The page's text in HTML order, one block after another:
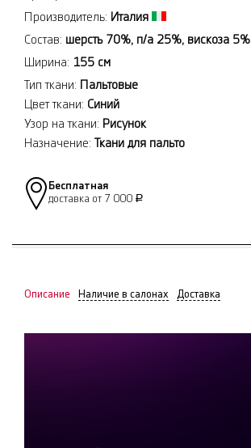
Производитель: Италия
Состав: шерсть 70%, п/а 25%, вискоза 5%
Ширина: 155 см
Тип ткани: Пальтовые
Цвет ткани: Синий
Узор на ткани: Рисунок
Назначение: Ткани для пальто
Бесплатная
доставка от 7 000 Р
Описание Наличие в салонах Доставка